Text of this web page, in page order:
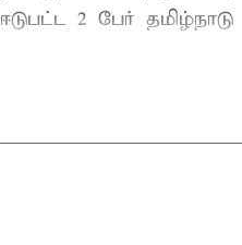
ஈடுபட்ட 2 பேர்